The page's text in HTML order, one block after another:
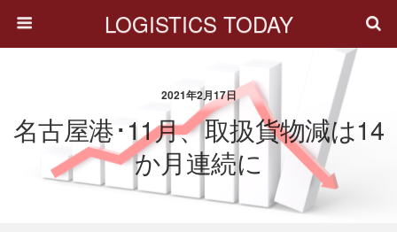
LOGISTICS TODAY
2021年2月17日
名古屋港･11月、取扱貨物減は14
か月連続に